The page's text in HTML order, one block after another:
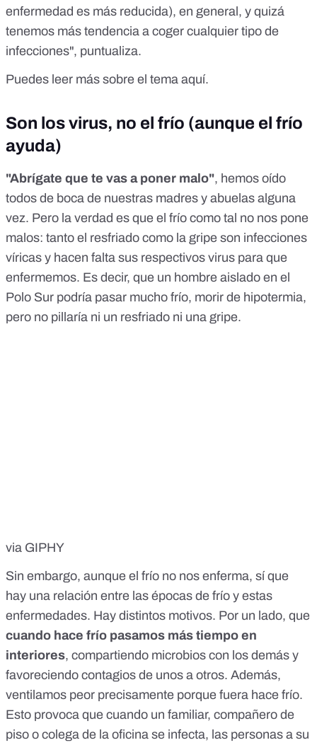
enfermedad es más reducida), en general, y quizá
tenemos más tendencia a coger cualquier tipo de
infecciones", puntualiza.
Puedes leer más sobre el tema aquí.
Son los virus, no el frío (aunque el frío
ayuda)
"Abrígate que te vas a poner malo", hemos oído
todos de boca de nuestras madres y abuelas alguna
vez. Pero la verdad es que el frío como tal no nos pone
malos: tanto el resfriado como la gripe son infecciones
víricas y hacen falta sus respectivos virus para que
enfermemos. Es decir, que un hombre aislado en el
Polo Sur podría pasar mucho frío, morir de hipotermia,
pero no pillaría ni un resfriado ni una gripe.
via GIPHY
Sin embargo, aunque el frío no nos enferma, sí que
hay una relación entre las épocas de frío y estas
enfermedades. Hay distintos motivos. Por un lado, que
cuando hace frío pasamos más tiempo en
interiores, compartiendo microbios con los demás y
favoreciendo contagios de unos a otros. Además,
ventilamos peor precisamente porque fuera hace frío.
Esto provoca que cuando un familiar, compañero de
piso o colega de la oficina se infecta, las personas a su